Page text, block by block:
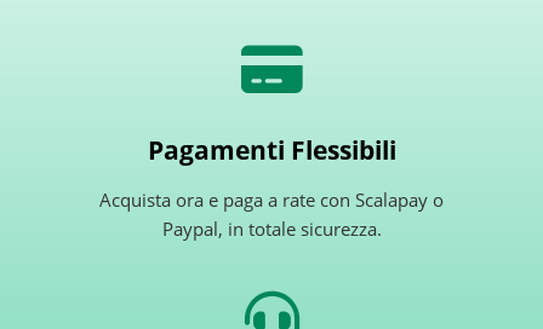
Pagamenti Flessibili
Acquista ora e paga a rate con Scalapay o
Paypal, in totale sicurezza.